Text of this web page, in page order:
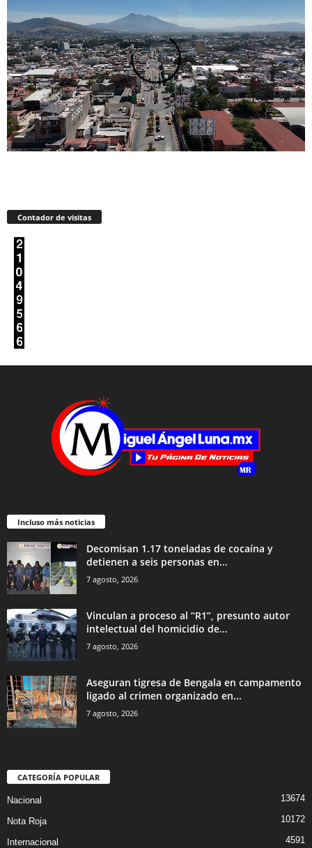
Contador de visitas
Incluso más noticias
Decomisan 1.17 toneladas de cocaína y
detienen a seis personas en...
7 agosto, 2026
Vinculan a proceso al “R1”, presunto autor
intelectual del homicidio de...
7 agosto, 2026
Aseguran tigresa de Bengala en campamento
ligado al crimen organizado en...
7 agosto, 2026
CATEGORÍA POPULAR
Nacional 13674
Nota Roja 10172
Internacional 4591